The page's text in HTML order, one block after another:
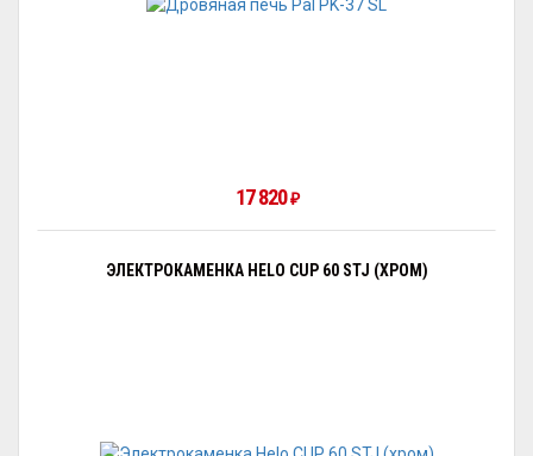
17 820 ₽
ЭЛЕКТРОКАМЕНКА HELO CUP 60 STJ (ХРОМ)